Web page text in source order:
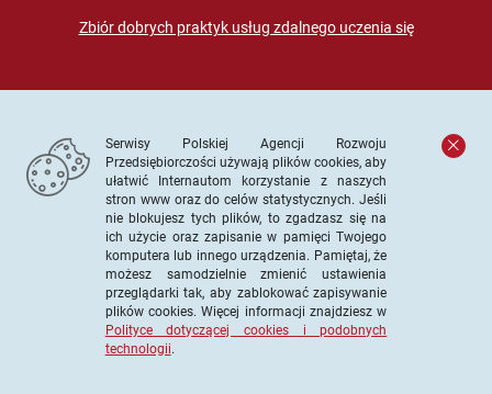
Zbiór dobrych praktyk usług zdalnego uczenia się
© PARP. Wszelkie prawa zastrzeżone
Projekt współfinansowany ze środków Unii Europejskiej w
ramach Europejskiego Funduszu Społecznego
Serwisy Polskiej Agencji Rozwoju
Przedsiębiorczości używają plików cookies, aby
ułatwić Internautom korzystanie z naszych
stron www oraz do celów statystycznych. Jeśli
nie blokujesz tych plików, to zgadzasz się na
ich użycie oraz zapisanie w pamięci Twojego
komputera lub innego urządzenia. Pamiętaj, że
możesz samodzielnie zmienić ustawienia
przeglądarki tak, aby zablokować zapisywanie
plików cookies. Więcej informacji znajdziesz w
Polityce dotyczącej cookies i podobnych
technologii.